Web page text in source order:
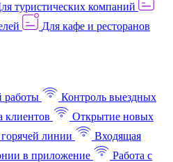
туристических компаний
Для кафе и ресторанов
работы
Контроль выездных
клиентов
Открытие новых
линии
Входящая
в приложение
Работа с